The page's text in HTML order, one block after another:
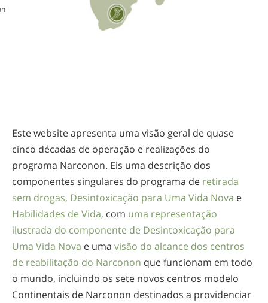
Este website apresenta uma visão geral de quase
cinco décadas de operação e realizações do
programa Narconon. Eis uma descrição dos
componentes singulares do programa de retirada
sem drogas, Desintoxicação para Uma Vida Nova e
Habilidades de Vida, com uma representação
ilustrada do componente de Desintoxicação para
Uma Vida Nova e uma visão do alcance dos centros
de reabilitação do Narconon que funcionam em todo
o mundo, incluindo os sete novos centros modelo
Continentais de Narconon destinados a providenciar